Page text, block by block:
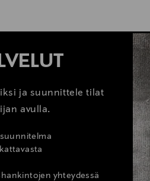
ja suunnittele tilat
avulla.
yhteydessä